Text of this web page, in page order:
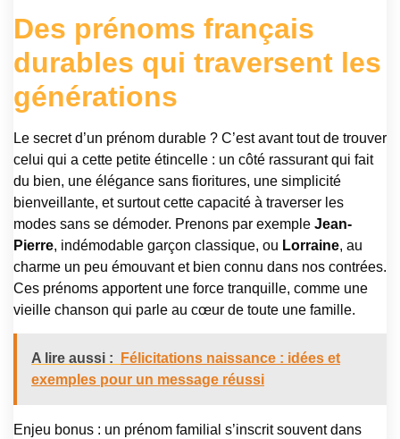
Des prénoms français
durables qui traversent les
générations
Le secret d’un prénom durable ? C’est avant tout de trouver
celui qui a cette petite étincelle : un côté rassurant qui fait
du bien, une élégance sans fioritures, une simplicité
bienveillante, et surtout cette capacité à traverser les
modes sans se démoder. Prenons par exemple Jean-
Pierre, indémodable garçon classique, ou Lorraine, au
charme un peu émouvant et bien connu dans nos contrées.
Ces prénoms apportent une force tranquille, comme une
vieille chanson qui parle au cœur de toute une famille.
A lire aussi :
Félicitations naissance : idées et
exemples pour un message réussi
Enjeu bonus : un prénom familial s’inscrit souvent dans